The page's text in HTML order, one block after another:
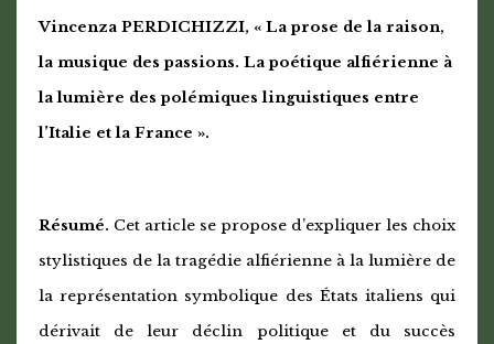
Vincenza PERDICHIZZI, « La prose de la raison,
la musique des passions. La poétique alfiérienne à
la lumière des polémiques linguistiques entre
l’Italie et la France ».
Résumé. Cet article se propose d’expliquer les choix
stylistiques de la tragédie alfiérienne à la lumière de
la représentation symbolique des États italiens qui
dérivait de leur déclin politique et du succès